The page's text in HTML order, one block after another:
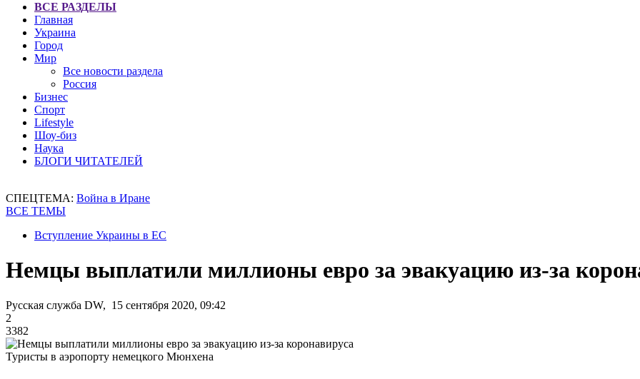
ВСЕ РАЗДЕЛЫ
Главная
Украина
Город
Мир
Все новости раздела
Россия
Бизнес
Спорт
Lifestyle
Шоу-биз
Наука
БЛОГИ ЧИТАТЕЛЕЙ
СПЕЦТЕМА: Война в Иране
ВСЕ ТЕМЫ
Вступление Украины в ЕС
Немцы выплатили миллионы евро за эвакуацию из-за
Русская служба DW, 15 сентября 2020, 09:42
2
3382
Туристы в аэропорту немецкого Мюнхена